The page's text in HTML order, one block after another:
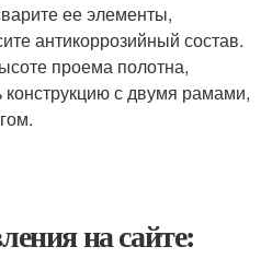
ее элементы,
антикоррозийный состав.
проема полотна,
конструкцию с двумя рамами,
на сайте: